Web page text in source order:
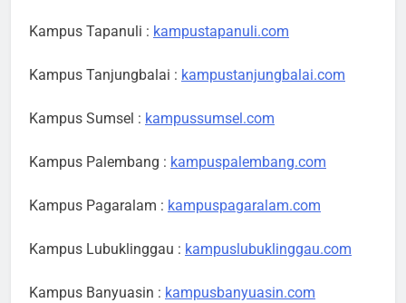
Kampus Tapanuli : kampustapanuli.com
Kampus Tanjungbalai : kampustanjungbalai.com
Kampus Sumsel : kampussumsel.com
Kampus Palembang : kampuspalembang.com
Kampus Pagaralam : kampuspagaralam.com
Kampus Lubuklinggau : kampuslubuklinggau.com
Kampus Banyuasin : kampusbanyuasin.com